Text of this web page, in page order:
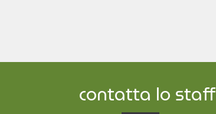
contatta lo staff